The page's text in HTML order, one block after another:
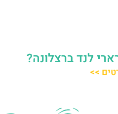
לנד ברצלונה?
>>